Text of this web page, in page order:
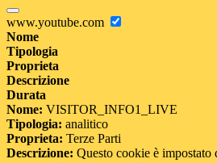
www.youtube.com
Nome
Tipologia
Proprieta
Descrizione
Durata
Nome: VISITOR_INFO1_LIVE
Tipologia: analitico
Proprieta: Terze Parti
Descrizione: Questo cookie è impostato